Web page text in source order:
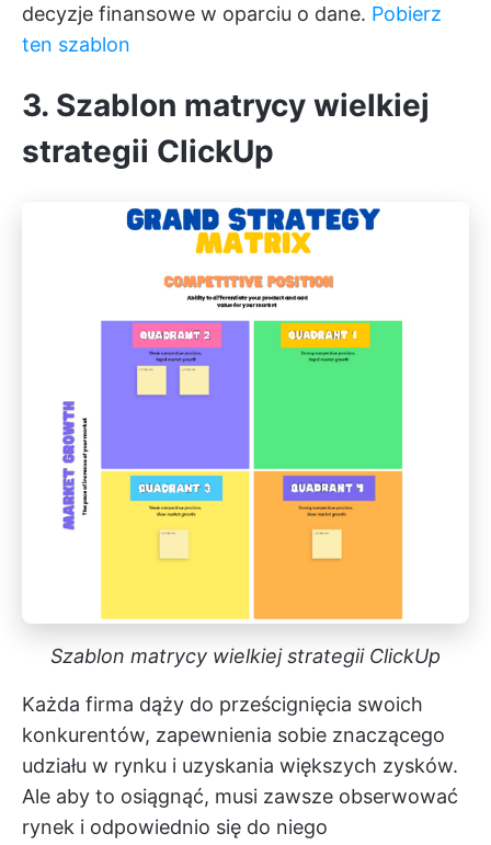
decyzje finansowe w oparciu o dane. Pobierz
ten szablon
3. Szablon matrycy wielkiej
strategii ClickUp
Szablon matrycy wielkiej strategii ClickUp
Każda firma dąży do prześcignięcia swoich
konkurentów, zapewnienia sobie znaczącego
udziału w rynku i uzyskania większych zysków.
Ale aby to osiągnąć, musi zawsze obserwować
rynek i odpowiednio się do niego